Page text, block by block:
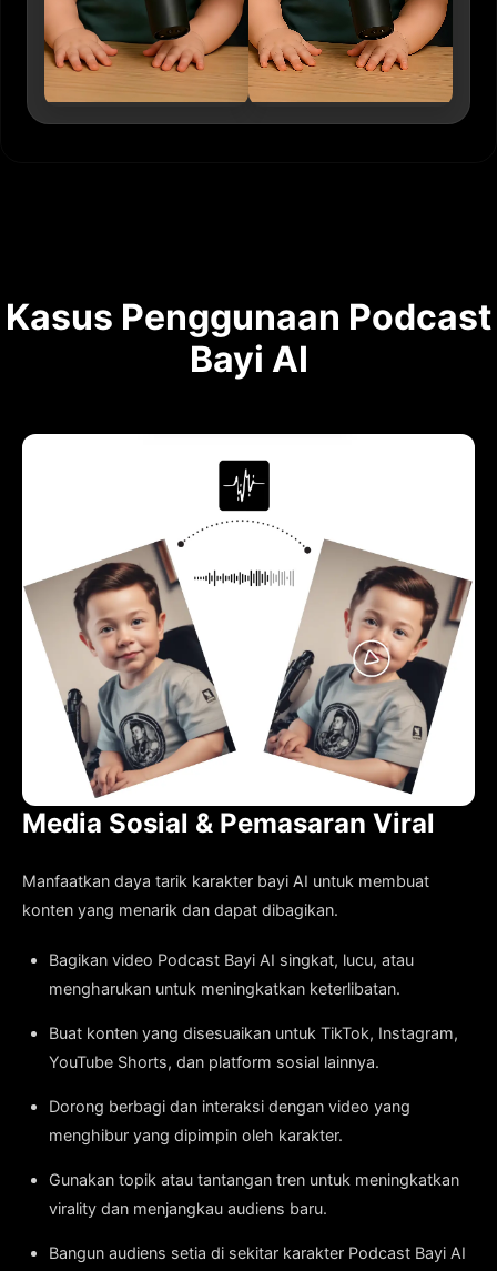
Kasus Penggunaan Podcast
Bayi AI
Media Sosial & Pemasaran Viral
Manfaatkan daya tarik karakter bayi AI untuk membuat
konten yang menarik dan dapat dibagikan.
Bagikan video Podcast Bayi AI singkat, lucu, atau
mengharukan untuk meningkatkan keterlibatan.
Buat konten yang disesuaikan untuk TikTok, Instagram,
YouTube Shorts, dan platform sosial lainnya.
Dorong berbagi dan interaksi dengan video yang
menghibur yang dipimpin oleh karakter.
Gunakan topik atau tantangan tren untuk meningkatkan
virality dan menjangkau audiens baru.
Bangun audiens setia di sekitar karakter Podcast Bayi AI